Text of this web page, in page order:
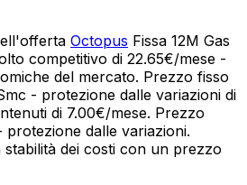
Octopus Fissa 12M Gas
competitivo di 22.65€/mese -
del mercato. Prezzo fisso
- protezione dalle variazioni di
di 7.00€/mese. Prezzo
protezione dalle variazioni.
dei costi con un prezzo